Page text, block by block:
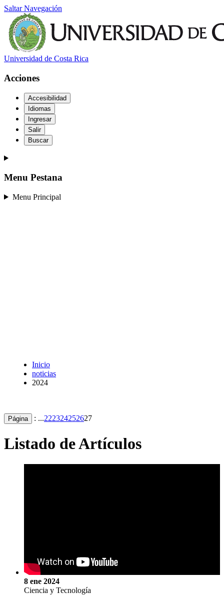
Saltar Navegación
Universidad de Costa Rica
Acciones
Accesibilidad
Idiomas
Ingresar
Salir
Buscar
Menu Pestana
Menu Principal
Inicio
noticias
2024
Página : ...222324252627
Listado de Artículos
8 ene 2024
Ciencia y Tecnología